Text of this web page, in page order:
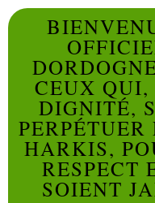
CEUX QUI,
DIGNITÉ,
HARKIS,
RESPECT
SOIENT